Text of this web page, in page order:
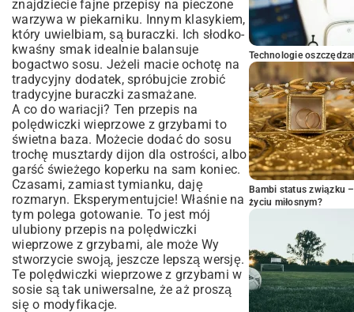
znajdziecie fajne przepisy na pieczone
warzywa w piekarniku. Innym klasykiem,
który uwielbiam, są buraczki. Ich słodko-
kwaśny smak idealnie balansuje
bogactwo sosu. Jeżeli macie ochotę na
tradycyjny dodatek, spróbujcie zrobić
tradycyjne buraczki zasmażane.
A co do wariacji? Ten przepis na
polędwiczki wieprzowe z grzybami to
świetna baza. Możecie dodać do sosu
trochę musztardy dijon dla ostrości, albo
garść świeżego koperku na sam koniec.
Czasami, zamiast tymianku, daję
rozmaryn. Eksperymentujcie! Właśnie na
tym polega gotowanie. To jest mój
ulubiony przepis na polędwiczki
wieprzowe z grzybami, ale może Wy
stworzycie swoją, jeszcze lepszą wersję.
Te polędwiczki wieprzowe z grzybami w
sosie są tak uniwersalne, że aż proszą
się o modyfikacje.
Technologie
Bambi status związku
życiu miłosnym?